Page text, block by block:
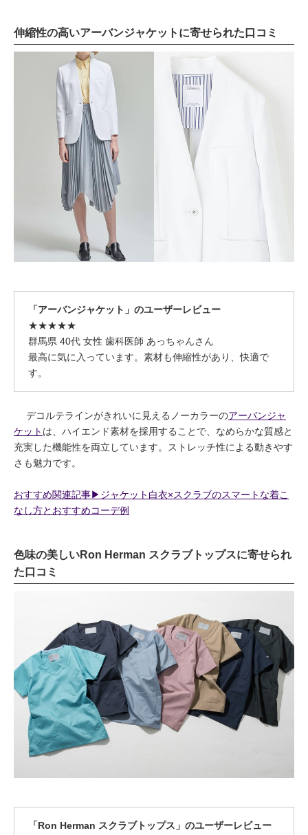
伸縮性の高いアーバンジャケットに寄せられた口コミ
「アーバンジャケット」のユーザーレビュー
★★★★★
群馬県 40代 女性 歯科医師 あっちゃんさん
最高に気に入っています。素材も伸縮性があり、快適で
す。
デコルテラインがきれいに見えるノーカラーのアーバンジャ
ケット は、ハイエンド素材を採用することで、なめらかな質感と
充実した機能性を両立しています。ストレッチ性による動きやす
さも魅力です。
おすすめ関連記事▶︎ジャケット白衣×スクラブのスマートな着こ
なし方とおすすめコーデ例
色味の美しいRon Herman スクラブトップスに寄せられ
た口コミ
「Ron Herman スクラブトップス」のユーザーレビュー